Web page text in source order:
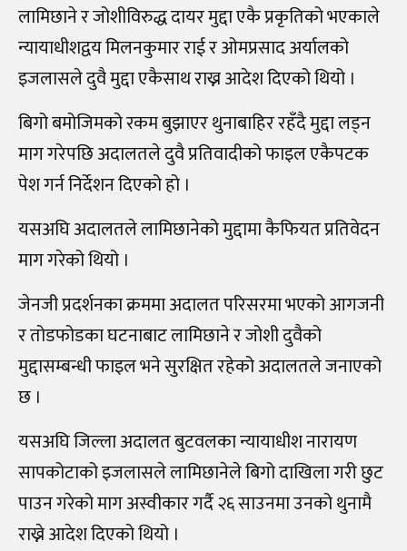
लामिछाने र जोशीविरुद्ध दायर मुद्दा एकै प्रकृतिको भएकाले
न्यायाधीशद्वय मिलनकुमार राई र ओमप्रसाद अर्यालको
इजलासले दुवै मुद्दा एकैसाथ राख्न आदेश दिएको थियो ।
बिगो बमोजिमको रकम बुझाएर थुनाबाहिर रहँदै मुद्दा लड्न
माग गरेपछि अदालतले दुवै प्रतिवादीको फाइल एकैपटक
पेश गर्न निर्देशन दिएको हो ।
यसअघि अदालतले लामिछानेको मुद्दामा कैफियत प्रतिवेदन
माग गरेको थियो ।
जेनजी प्रदर्शनका क्रममा अदालत परिसरमा भएको आगजनी
र तोडफोडका घटनाबाट लामिछाने र जोशी दुवैको
मुद्दासम्बन्धी फाइल भने सुरक्षित रहेको अदालतले जनाएको
छ ।
यसअघि जिल्ला अदालत बुटवलका न्यायाधीश नारायण
सापकोटाको इजलासले लामिछानेले बिगो दाखिला गरी छुट
पाउन गरेको माग अस्वीकार गर्दै २६ साउनमा उनको थुनामै
राख्ने आदेश दिएको थियो ।